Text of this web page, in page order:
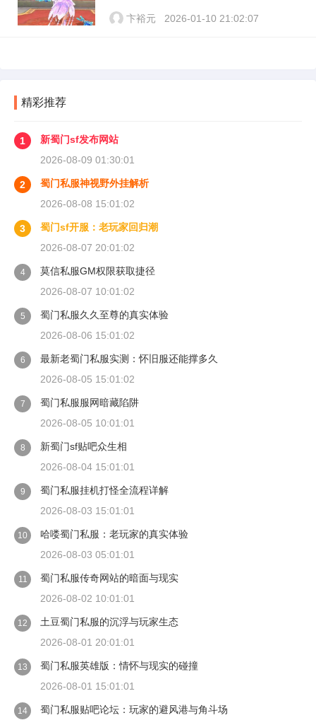
卞裕元 2026-01-10 21:02:07
精彩推荐
1
新蜀门sf发布网站
2026-08-09 01:30:01
2
蜀门私服神视野外挂解析
2026-08-08 15:01:02
3
蜀门sf开服：老玩家回归潮
2026-08-07 20:01:02
4
莫信私服GM权限获取捷径
2026-08-07 10:01:02
5
蜀门私服久久至尊的真实体验
2026-08-06 15:01:02
6
最新老蜀门私服实测：怀旧服还能撑多久
2026-08-05 15:01:02
7
蜀门私服服网暗藏陷阱
2026-08-05 10:01:01
8
新蜀门sf贴吧众生相
2026-08-04 15:01:01
9
蜀门私服挂机打怪全流程详解
2026-08-03 15:01:01
10
哈喽蜀门私服：老玩家的真实体验
2026-08-03 05:01:01
11
蜀门私服传奇网站的暗面与现实
2026-08-02 10:01:01
12
土豆蜀门私服的沉浮与玩家生态
2026-08-01 20:01:01
13
蜀门私服英雄版：情怀与现实的碰撞
2026-08-01 15:01:01
14
蜀门私服贴吧论坛：玩家的避风港与角斗场